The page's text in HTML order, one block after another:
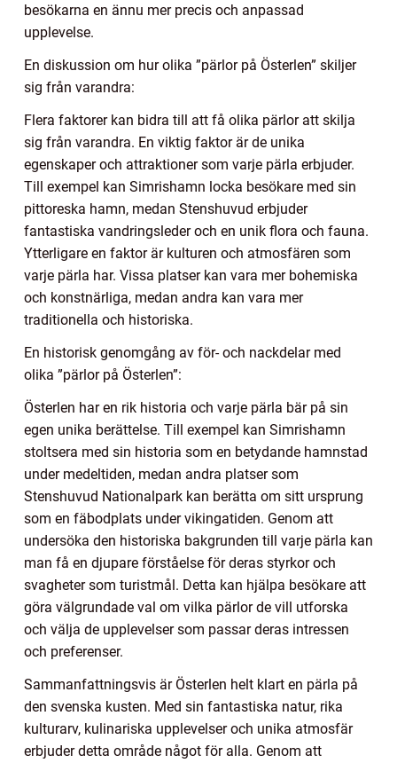
besökarna en ännu mer precis och anpassad
upplevelse.
En diskussion om hur olika ”pärlor på Österlen” skiljer
sig från varandra:
Flera faktorer kan bidra till att få olika pärlor att skilja
sig från varandra. En viktig faktor är de unika
egenskaper och attraktioner som varje pärla erbjuder.
Till exempel kan Simrishamn locka besökare med sin
pittoreska hamn, medan Stenshuvud erbjuder
fantastiska vandringsleder och en unik flora och fauna.
Ytterligare en faktor är kulturen och atmosfären som
varje pärla har. Vissa platser kan vara mer bohemiska
och konstnärliga, medan andra kan vara mer
traditionella och historiska.
En historisk genomgång av för- och nackdelar med
olika ”pärlor på Österlen”:
Österlen har en rik historia och varje pärla bär på sin
egen unika berättelse. Till exempel kan Simrishamn
stoltsera med sin historia som en betydande hamnstad
under medeltiden, medan andra platser som
Stenshuvud Nationalpark kan berätta om sitt ursprung
som en fäbodplats under vikingatiden. Genom att
undersöka den historiska bakgrunden till varje pärla kan
man få en djupare förståelse för deras styrkor och
svagheter som turistmål. Detta kan hjälpa besökare att
göra välgrundade val om vilka pärlor de vill utforska
och välja de upplevelser som passar deras intressen
och preferenser.
Sammanfattningsvis är Österlen helt klart en pärla på
den svenska kusten. Med sin fantastiska natur, rika
kulturarv, kulinariska upplevelser och unika atmosfär
erbjuder detta område något för alla. Genom att